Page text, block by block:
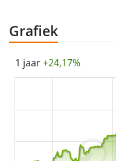
The UBS MSCI
very large ETF with
2013
and is
Grafiek
1 jaar+24,17%